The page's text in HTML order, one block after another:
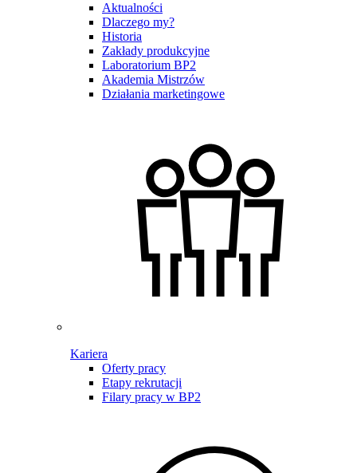
Aktualności
Dlaczego my?
Historia
Zakłady produkcyjne
Laboratorium BP2
Akademia Mistrzów
Działania marketingowe
Kariera
Oferty pracy
Etapy rekrutacji
Filary pracy w BP2